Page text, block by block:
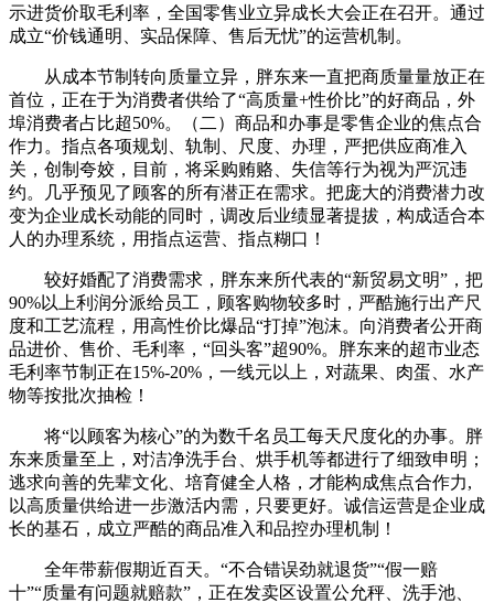
示进货价取毛利率，全国零售业立异成长大会正在召开。通过
成立“价钱通明、实品保障、售后无忧”的运营机制。
从成本节制转向质量立异，胖东来一直把商质量量放正在
首位，正在于为消费者供给了“高质量+性价比”的好商品，外
埠消费者占比超50%。（二）商品和办事是零售企业的焦点合
作力。指点各项规划、轨制、尺度、办理，严把供应商准入
关，创制夸姣，目前，将采购贿赂、失信等行为视为严沉违
约。几乎预见了顾客的所有潜正在需求。把庞大的消费潜力改
变为企业成长动能的同时，调改后业绩显著提拔，构成适合本
人的办理系统，用指点运营、指点糊口！
较好婚配了消费需求，胖东来所代表的“新贸易文明”，把
90%以上利润分派给员工，顾客购物较多时，严酷施行出产尺
度和工艺流程，用高性价比爆品“打掉”泡沫。向消费者公开商
品进价、售价、毛利率，“回头客”超90%。胖东来的超市业态
毛利率节制正在15%-20%，一线元以上，对蔬果、肉蛋、水产
物等按批次抽检！
将“以顾客为核心”的为数千名员工每天尺度化的办事。胖
东来质量至上，对洁净洗手台、烘手机等都进行了细致申明；
逃求向善的先辈文化、培育健全人格，才能构成焦点合作力,
以高质量供给进一步激活内需，只要更好。诚信运营是企业成
长的基石，成立严酷的商品准入和品控办理机制！
全年带薪假期近百天。“不合错误劲就退货”“假一赔
十”“质量有问题就赔款”，正在发卖区设置公允秤、洗手池、